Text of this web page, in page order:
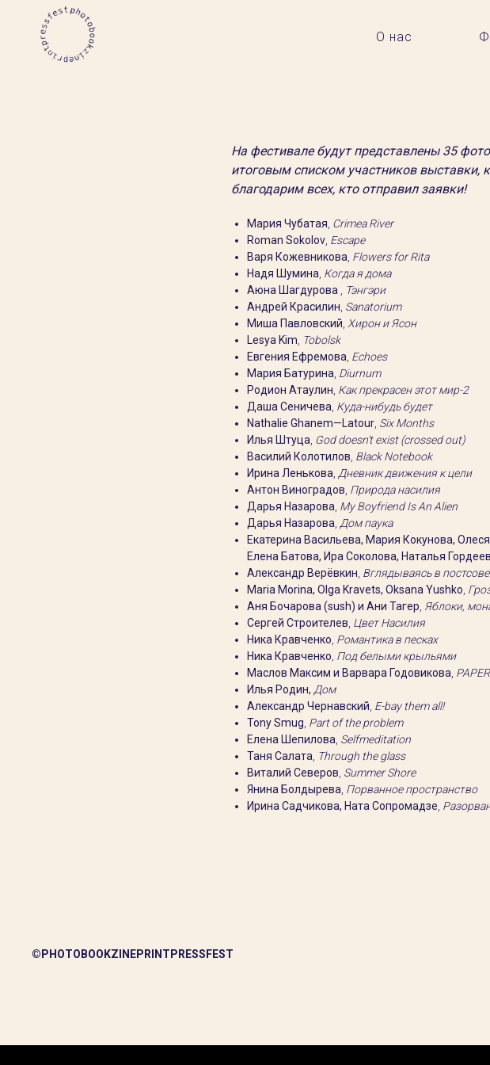
О нас
На фестивале будут представлены 35
итоговым списком участников выставки,
благодарим всех, кто отправил заявки!
Мария Чубатая Crimea River
Roman Sokolov Escape
Варя Кожевникова Flowers for Rita
Надя Шумина Когда я дома
Аюна Шагдурова
Тэнгэри
Андрей Красилин Sanatorium
Миша Павловский Хирон и Ясон
Lesya Kim Tobolsk
Евгения Ефремова Echoes
Мария Батурина Diurnum
Родион Атаулин Как прекрасен этот мир-2
Даша Сеничева Куда-нибудь будет
Nathalie Ghanem—Latour Six Months
Илья Штуца God doesn't exist (crossed out)
Василий Колотилов Black Notebook
Ирина Ленькова Дневник движения к цели
Антон Виноградов Природа насилия
Дарья Назарова My Boyfriend Is An Alien
Дарья Назарова Дом паука
Екатерина Васильева, Мария Кокунова,
Елена Батова, Ира Соколова, Наталья
Александр Верёвкин Вглядываясь в
Maria Morina, Olga Kravets, Oksana Yushko
Аня Бочарова (sush) и Ани Тагер Яблоки,
Сергей Строителев Цвет Насилия
Ника Кравченко Романтика в песках
Ника Кравченко, Под белыми крыльями
Маслов Максим и Варвара Годовикова PAPER
Илья Родин, Дом
Александр Чернавский E-bay them all!
Tony Smug Part of the problem
Елена Шепилова Selfmeditation
Таня Салата Through the glass
Виталий Северов Summer Shore
Янина Болдырева Порванное пространство
Ирина Садчикова, Ната Сопромадзе
©PHOTOBOOKZINEPRINTPRESSFEST